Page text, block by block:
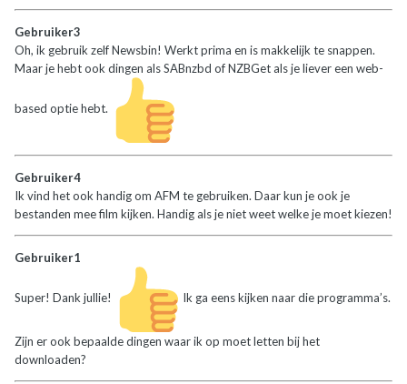
Gebruiker3
Oh, ik gebruik zelf Newsbin! Werkt prima en is makkelijk te snappen.
Maar je hebt ook dingen als SABnzbd of NZBGet als je liever een web-
based optie hebt.
Gebruiker4
Ik vind het ook handig om AFM te gebruiken. Daar kun je ook je
bestanden mee film kijken. Handig als je niet weet welke je moet kiezen!
Gebruiker1
Super! Dank jullie! Ik ga eens kijken naar die programma’s.
Zijn er ook bepaalde dingen waar ik op moet letten bij het
downloaden?